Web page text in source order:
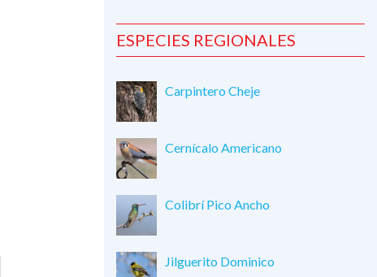
ESPECIES REGIONALES
Carpintero Cheje
Cernícalo Americano
Colibrí Pico Ancho
Jilguerito Dominico